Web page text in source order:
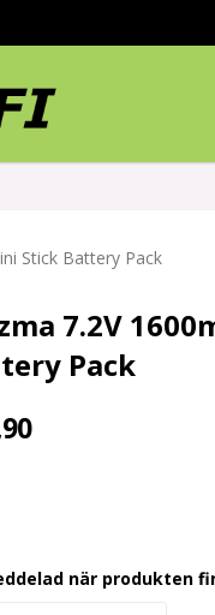
Stick Battery Pack
7.2V
Pack
när produkten